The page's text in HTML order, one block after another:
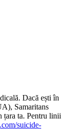
Dacă ești în
Samaritans
țara ta. Pentru linii
suicide-